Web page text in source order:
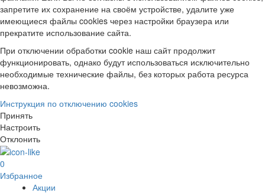
запретите их сохранение на своём устройстве, удалите уже
имеющиеся файлы cookies через настройки браузера или
прекратите использование сайта.
При отключении обработки cookie наш сайт продолжит
функционировать, однако будут использоваться исключительно
необходимые технические файлы, без которых работа ресурса
невозможна.
Инструкция по отключению cookies
Принять
Настроить
Отклонить
0
Избранное
Акции